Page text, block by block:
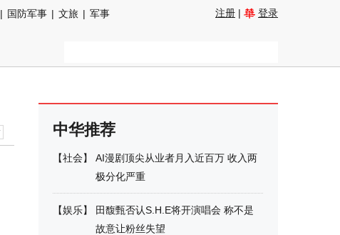
| 国防军事 | 文旅 | 军事
注册 | 登录
中华推荐
【社会】
AI漫剧顶尖从业者月入近百万 收入两
极分化严重
【娱乐】
田馥甄否认S.H.E将开演唱会 称不是
故意让粉丝失望